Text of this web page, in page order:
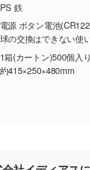
のデータや、使
郭がはっきりして
可能です。→詳し
データの背景が足
からない
タが印刷範囲よ
PS 鉄
電源 ボタン電池
球の交換はできない使
1箱(カートン)500個入り
約415×250×480mm